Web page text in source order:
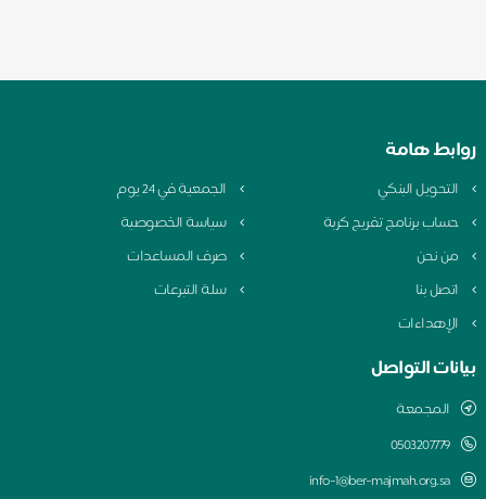
روابط هامة
التحويل البنكي
الجمعية في 24 يوم
حساب برنامج تفريج كربة
سياسة الخصوصية
من نحن
صرف المساعدات
اتصل بنا
سلة التبرعات
الإهداءات
بيانات التواصل
المجمعة
0503207779
info-1@ber-majmah.org.sa